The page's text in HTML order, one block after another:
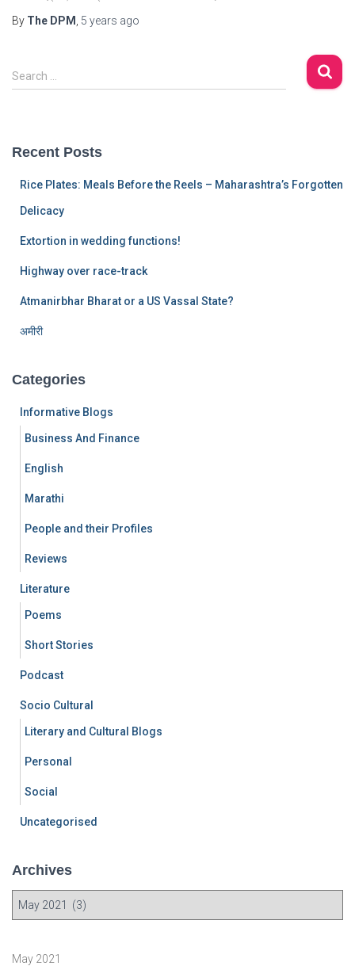
By The DPM 5 years ago
S
e
h
Search …
Recent Posts
Rice Plates: Meals Before the Reels – Maharashtra’s Forgotten
Delicacy
Extortion in wedding functions!
Highway over race-track
Atmanirbhar Bharat or a US Vassal State?
अमीरी
Categories
Informative Blogs
Business And Finance
English
Marathi
People and their Profiles
Reviews
Literature
Poems
Short Stories
Podcast
Socio Cultural
Literary and Cultural Blogs
Personal
Social
Uncategorised
Archives
May 2021